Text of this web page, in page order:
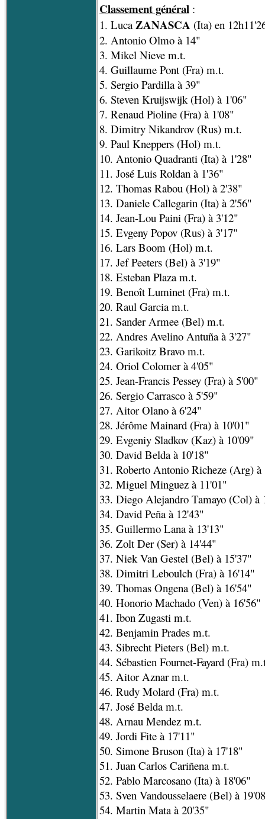
Classement général :
1. LucaZANASCA (Ita) en
2. Antonio Olmo à 14"
3. Mikel Nieve m.t.
4. Guillaume Pont (Fra) m.t.
5. Sergio Pardilla à 39"
6. Steven Kruijswijk (Hol) à 1'06"
7. Renaud Pioline (Fra) à 1'08"
8. Dimitry Nikandrov (Rus) m.t.
9. Paul Kneppers (Hol) m.t.
10. Antonio Quadranti (Ita) à 1'28"
11. José Luis Roldan à 1'36"
12. Thomas Rabou (Hol) à 2'38"
13. Daniele Callegarin (Ita) à 2'56"
14. Jean-Lou Paini (Fra) à 3'12"
15. Evgeny Popov (Rus) à 3'17"
16. Lars Boom (Hol) m.t.
17. Jef Peeters (Bel) à 3'19"
18. Esteban Plaza m.t.
19. Benoît Luminet (Fra) m.t.
20. Raul Garcia m.t.
21. Sander Armee (Bel) m.t.
22. Andres Avelino Antuña à 3'27"
23. Garikoitz Bravo m.t.
24. Oriol Colomer à 4'05"
25. Jean-Francis Pessey (Fra) à 5'00"
26. Sergio Carrasco à 5'59"
27. Aitor Olano à 6'24"
28. Jérôme Mainard (Fra) à 10'01"
29. Evgeniy Sladkov (Kaz) à 10'09"
30. David Belda à 10'18"
31. Roberto Antonio Richeze (Arg) à
32. Miguel Minguez à 11'01"
33. Diego Alejandro Tamayo (Col) à
34. David Peña à 12'43"
35. Guillermo Lana à 13'13"
36. Zolt Der (Ser) à 14'44"
37. Niek Van Gestel (Bel) à 15'37"
38. Dimitri Leboulch (Fra) à 16'14"
39. Thomas Ongena (Bel) à 16'54"
40. Honorio Machado (Ven) à 16'56"
41. Ibon Zugasti m.t.
42. Benjamin Prades m.t.
43. Sibrecht Pieters (Bel) m.t.
44. Sébastien Fournet-Fayard (Fra)
45. Aitor Aznar m.t.
46. Rudy Molard (Fra) m.t.
47. José Belda m.t.
48. Arnau Mendez m.t.
49. Jordi Fite à 17'11"
50. Simone Bruson (Ita) à 17'18"
51. Juan Carlos Cariñena m.t.
52. Pablo Marcosano (Ita) à 18'06"
53. Sven Vandousselaere (Bel) à
54. Martin Mata à 20'35"